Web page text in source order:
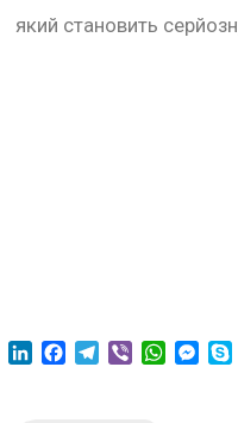
який становить
LinkedIn
Facebook
Telegram
Viber